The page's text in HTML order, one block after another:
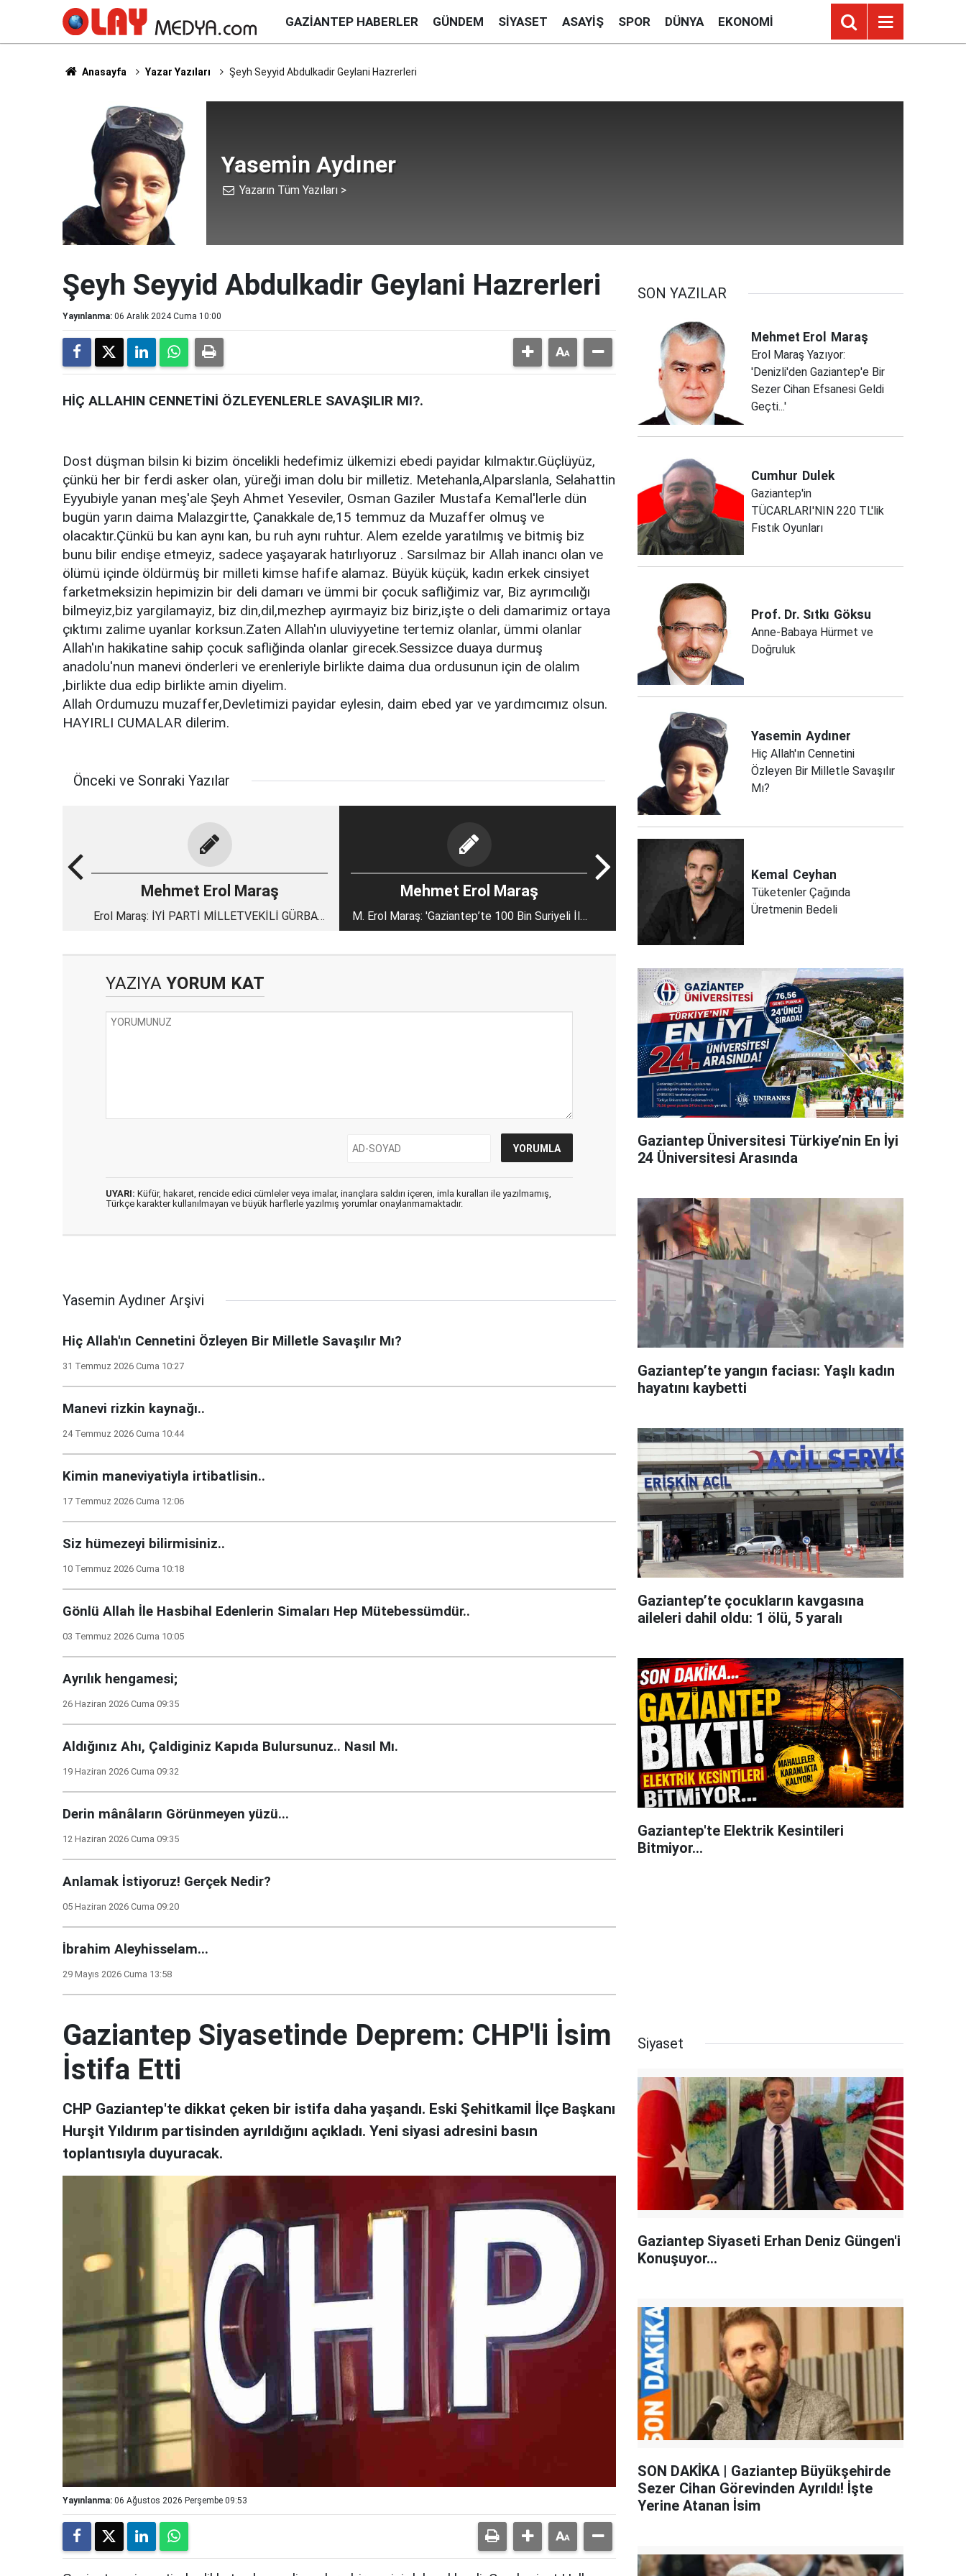
GAZIANTEP HABERLER GÜNDEM SIYASET ASAYIŞ SPOR DÜNYA EKONOMI
Anasayfa Yazar Yazıları Şeyh Seyyid Abdulkadir Geylani Hazrerleri
Yasemin Aydıner
Yazarın Tüm Yazıları >
Şeyh Seyyid Abdulkadir Geylani Hazrerleri
Yayınlanma: 06 Aralık 2024 Cuma 10:00
HİÇ ALLAHIN CENNETİNİ ÖZLEYENLERLE SAVAŞILIR MI?.
Dost düşman bilsin ki bizim öncelikli hedefimiz ülkemizi ebedi payidar kılmaktır.Güçlüyüz,
çünkü her bir ferdi asker olan, yüreği iman dolu bir milletiz. Metehanla,Alparslanla, Selahattin
Eyyubiyle yanan meş'ale Şeyh Ahmet Yeseviler, Osman Gaziler Mustafa Kemal'lerle dün
bugün yarın daima Malazgirtte, Çanakkale de,15 temmuz da Muzaffer olmuş ve
olacaktır.Çünkü bu kan aynı kan, bu ruh aynı ruhtur. Alem ezelde yaratılmış ve bitmiş biz
bunu bilir endişe etmeyiz, sadece yaşayarak hatırlıyoruz . Sarsılmaz bir Allah inancı olan ve
ölümü içinde öldürmüş bir milleti kimse hafife alamaz. Büyük küçük, kadın erkek cinsiyet
farketmeksizin hepimizin bir deli damarı ve ümmi bir çocuk safliğimiz var, Biz ayrımcılığı
bilmeyiz,biz yargilamayiz, biz din,dil,mezhep ayırmayiz biz biriz,işte o deli damarimiz ortaya
çıktımı zalime uyanlar korksun.Zaten Allah'ın uluviyyetine tertemiz olanlar, ümmi olanlar
Allah'ın hakikatine sahip çocuk safliğinda olanlar girecek.Sessizce duaya durmuş
anadolu'nun manevi önderleri ve erenleriyle birlikte daima dua ordusunun için de olalım
,birlikte dua edip birlikte amin diyelim.
Allah Ordumuzu muzaffer,Devletimizi payidar eylesin, daim ebed yar ve yardımcımız olsun.
HAYIRLI CUMALAR dilerim.
Önceki ve Sonraki Yazılar
Mehmet Erol Maraş
Erol Maraş: İYİ PARTİ MİLLETVEKİLİ GÜRBAN
Mehmet Erol Maraş
M. Erol Maraş: 'Gaziantep’te 100 Bin Suriyeli İlk
Günden Halep’e Gitti… - Milletvekili Atay’ı Kim
YAZIYA YORUM KAT
UYARI: Küfür, hakaret, rencide edici cümleler veya imalar, inançlara saldırı içeren, imla kuralları ile yazılmamış,
Türkçe karakter kullanılmayan ve büyük harflerle yazılmış yorumlar onaylanmamaktadır.
Yasemin Aydıner Arşivi
Hiç Allah'ın Cennetini Özleyen Bir Milletle Savaşılır Mı?
31 Temmuz 2026 Cuma 10:27
Manevi rizkin kaynağı..
24 Temmuz 2026 Cuma 10:44
Kimin maneviyatiyla irtibatlisin..
17 Temmuz 2026 Cuma 12:06
Siz hümezeyi bilirmisiniz..
10 Temmuz 2026 Cuma 10:18
Gönlü Allah İle Hasbihal Edenlerin Simaları Hep Mütebessümdür..
03 Temmuz 2026 Cuma 10:05
Ayrılık hengamesi;
26 Haziran 2026 Cuma 09:35
Aldığınız Ahı, Çaldiginiz Kapıda Bulursunuz.. Nasıl Mı.
19 Haziran 2026 Cuma 09:32
Derin mânâların Görünmeyen yüzü...
12 Haziran 2026 Cuma 09:35
Anlamak İstiyoruz! Gerçek Nedir?
05 Haziran 2026 Cuma 09:20
İbrahim Aleyhisselam...
29 Mayıs 2026 Cuma 13:58
SON YAZILAR
Mehmet Erol Maraş
Erol Maraş Yazıyor:
'Denizli'den Gaziantep'e Bir
Sezer Cihan Efsanesi Geldi
Geçti...'
Cumhur Dulek
Gaziantep'in
TÜCARLARI'NIN 220 TL'lik
Fıstık Oyunları
Prof. Dr. Sıtkı Göksu
Anne-Babaya Hürmet ve
Doğruluk
Yasemin Aydıner
Hiç Allah'ın Cennetini
Özleyen Bir Milletle Savaşılır
Mı?
Kemal Ceyhan
Tüketenler Çağında
Üretmenin Bedeli
Gaziantep Üniversitesi Türkiye’nin En İyi
24 Üniversitesi Arasında
Gaziantep’te yangın faciası: Yaşlı kadın
hayatını kaybetti
Gaziantep’te çocukların kavgasına
aileleri dahil oldu: 1 ölü, 5 yaralı
Gaziantep'te Elektrik Kesintileri
Bitmiyor...
Gaziantep Siyasetinde Deprem: CHP'li İsim
İstifa Etti
CHP Gaziantep'te dikkat çeken bir istifa daha yaşandı. Eski Şehitkamil İlçe Başkanı
Hurşit Yıldırım partisinden ayrıldığını açıkladı. Yeni siyasi adresini basın
toplantısıyla duyuracak.
Yayınlanma: 06 Ağustos 2026 Perşembe 09:53
Siyaset
Gaziantep Siyaseti Erhan Deniz Güngen'i
Konuşuyor...
SON DAKİKA | Gaziantep Büyükşehirde
Sezer Cihan Görevinden Ayrıldı! İşte
Yerine Atanan İsim